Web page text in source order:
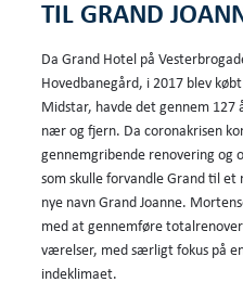
TIL GRAND
Da Grand Hotel på
Hovedbanegård, i 2017 blev
Midstar, havde det gennem
nær og fjern. Da coronakrisen
gennemgribende renovering og
som skulle forvandle Grand til
nye navn Grand Joanne.
med at gennemføre
værelser, med særligt fokus på
indeklimaet.